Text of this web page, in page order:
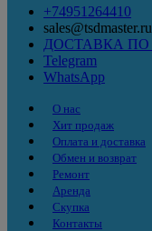
+74951264410
sales@tsdmaster.ru
ДОСТАВКА ПО
Telegram
WhatsApp
О нас
Хит продаж
Оплата и доставка
Обмен и возврат
Ремонт
Аренда
Скупка
Контакты